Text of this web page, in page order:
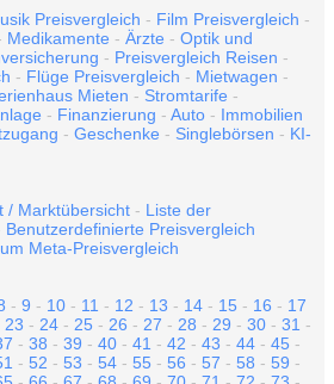
Preisvergleich - Film Preisvergleich -
Medikamente - Ärzte - Optik und
- Preisvergleich Reisen -
- Flüge Preisvergleich - Mietwagen -
Mieten - Stromtarife -
- Finanzierung - Auto - Immobilien
- Geschenke - Singlebörsen - KI-
/ Marktübersicht - Liste der
Benutzerdefinierte Preisvergleich
Meta-Preisvergleich
- 9 - 10 - 11 - 12 - 13 - 14 - 15 - 16 - 17
23 - 24 - 25 - 26 - 27 - 28 - 29 - 30 - 31 -
- 38 - 39 - 40 - 41 - 42 - 43 - 44 - 45 -
- 52 - 53 - 54 - 55 - 56 - 57 - 58 - 59 -